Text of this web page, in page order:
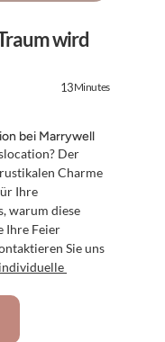
wird
13Minutes
bei Marrywell
Der
Charme
Ihre
warum diese
Ihre Feier
Sie uns
individuelle